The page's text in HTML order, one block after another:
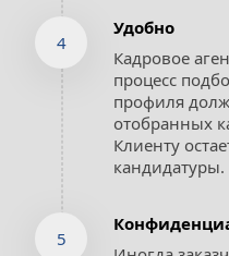
4
Удобно
Кадровое
процесс
профиля
отобранных
Клиенту
кандидатуры.
5